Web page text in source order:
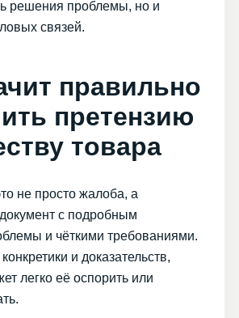
решения проблемы, но и
связей.
правильно
претензию
товара
не просто жалоба, а
с подробным
и чёткими требованиями.
и доказательств,
легко её оспорить или